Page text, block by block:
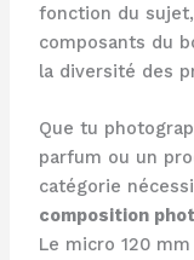
fonction du
composants du
la diversité des
Que tu
parfum ou un
catégorie
composition
Le micro 120